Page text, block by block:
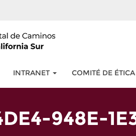
INTRANET COMITÉ DE ÉTICA
948E-